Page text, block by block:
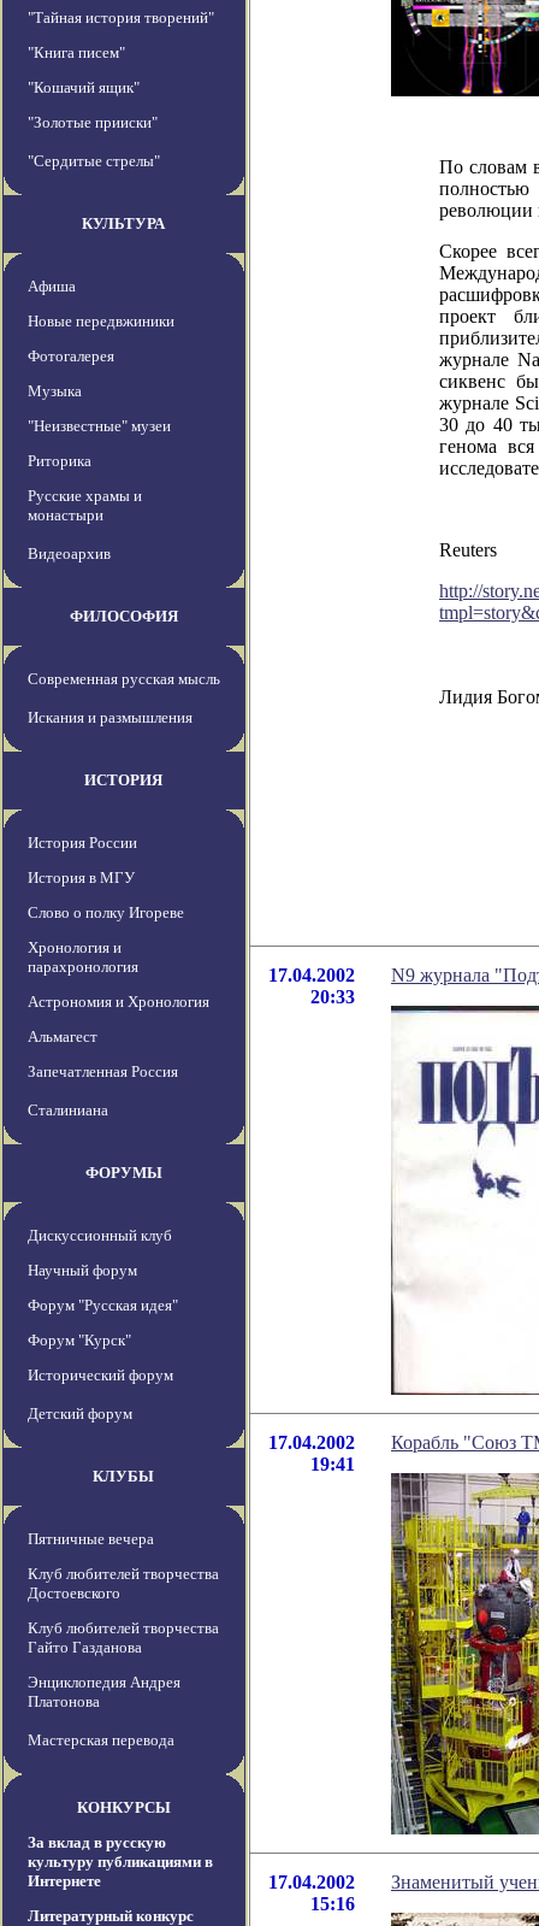
"Тайная история творений"
"Книга писем"
"Кошачий ящик"
"Золотые прииски"
"Сердитые стрелы"
КУЛЬТУРА
Афиша
Новые передвжиники
Фотогалерея
Музыка
"Неизвестные" музеи
Риторика
Русские храмы и
монастыри
Видеоархив
ФИЛОСОФИЯ
Современная русская мысль
Искания и размышления
ИСТОРИЯ
История России
История в МГУ
Слово о полку Игореве
Хронология и
парахронология
Астрономия и Хронология
Альмагест
Запечатленная Россия
Сталиниана
ФОРУМЫ
Дискуссионный клуб
Научный форум
Форум "Русская идея"
Форум "Курск"
Исторический форум
Детский форум
КЛУБЫ
Пятничные вечера
Клуб любителей творчества
Достоевского
Клуб любителей творчества
Гайто Газданова
Энциклопедия Андрея
Платонова
Мастерская перевода
КОНКУРСЫ
За вклад в русскую
культуру публикациями в
Интернете
Литературный конкурс
По словам
революции
Скорее
проект
журнале
сиквенс
журнале
30 до 40
генома
Reuters
http://
Лидия
17.04.2002
20:33
N9 журнала
17.04.2002
19:41
Корабль "Союз
17.04.2002
15:16
Знаменитый